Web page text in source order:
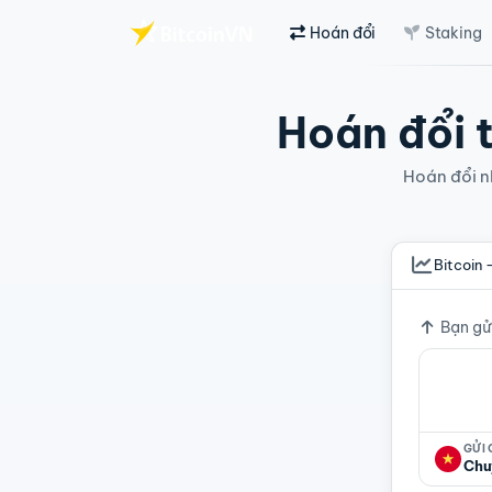
Hoán đổi Staking
Hoán đổi
Hoán đổi
Tỷ giá
Bitcoin
Bạn
GỬI